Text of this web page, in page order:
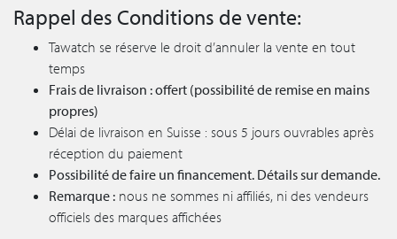
Rappel des Conditions de vente:
Tawatch se réserve le droit d’annuler la vente en tout
temps
Frais de livraison : offert (possibilité de remise en mains
propres)
Délai de livraison en Suisse : sous 5 jours ouvrables après
réception du paiement
Possibilité de faire un financement. Détails sur demande.
Remarque : nous ne sommes ni affiliés, ni des vendeurs
officiels des marques affichées